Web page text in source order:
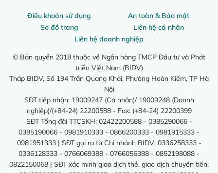
Điều khoản sử dụng
An toàn & Bảo mật
Sơ đồ trang
Liên hệ cá nhân
Liên hệ doanh nghiệp
© Bản quyền 2018 thuộc về Ngân hàng TMCP Đầu tư và Phát
triển Việt Nam (BIDV)
Tháp BIDV, Số 194 Trần Quang Khải, Phường Hoàn Kiếm, TP Hà
Nội
SĐT tiếp nhận: 19009247 (Cá nhân)/ 19009248 (Doanh
nghiệp)/(+84-24) 22200588 - Fax: (+84-24) 22200399
SĐT Tổng đài TTCSKH: 02422200588 - 0385290066 -
0385190066 - 0981910333 - 0866200333 - 0981915333 -
0981951333 | SĐT gọi ra từ Chi nhánh BIDV: 0336258333 -
0336128333 - 0766069388 - 0766056388 - 0852198088 -
0822150068 | SĐT xác minh giao dịch thẻ, giao dịch chuyển tiền: